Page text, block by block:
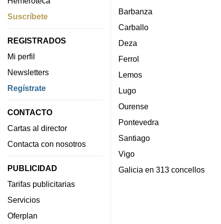
Suscríbete
REGISTRADOS
Mi perfil
Newsletters
Regístrate
CONTACTO
Cartas al director
Contacta con nosotros
PUBLICIDAD
Tarifas publicitarias
Servicios
Oferplan
Barbanza
Carballo
Deza
Ferrol
Lemos
Lugo
Ourense
Pontevedra
Santiago
Vigo
Galicia en 313 concellos